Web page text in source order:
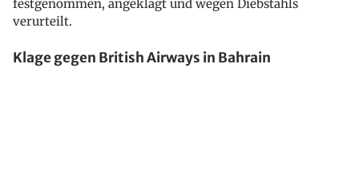
festgenommen, angeklagt und wegen Diebstahls
verurteilt.
Klage gegen British Airways in Bahrain